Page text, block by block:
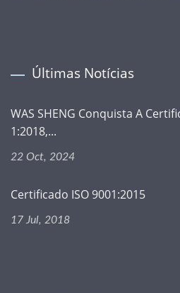
Últimas Notícias
WAS SHENG Conquista A
1:2018,...
22 Oct, 2024
Certificado ISO 9001:2015
17 Jul, 2018